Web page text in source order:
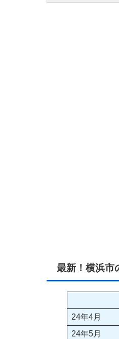
最新！横浜市
24年4月
24年5月